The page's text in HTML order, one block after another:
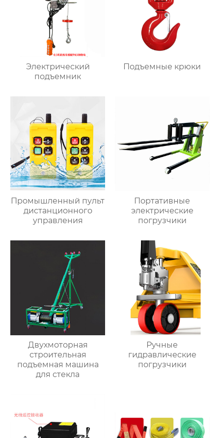
Электрический
подъемник
Подъемные крюки
Промышленный пульт
дистанционного
управления
Портативные
электрические
погрузчики
Двухмоторная
строительная
подъемная машина
для стекла
Ручные
гидравлические
погрузчики